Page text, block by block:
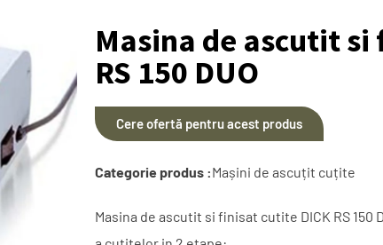
Masina de ascutit
RS 150 DUO
Cere ofertă pentru acest produs
Categorie produs :Mașini de ascuțit cuțite
Masina de ascutit si finisat cutite DICK RS